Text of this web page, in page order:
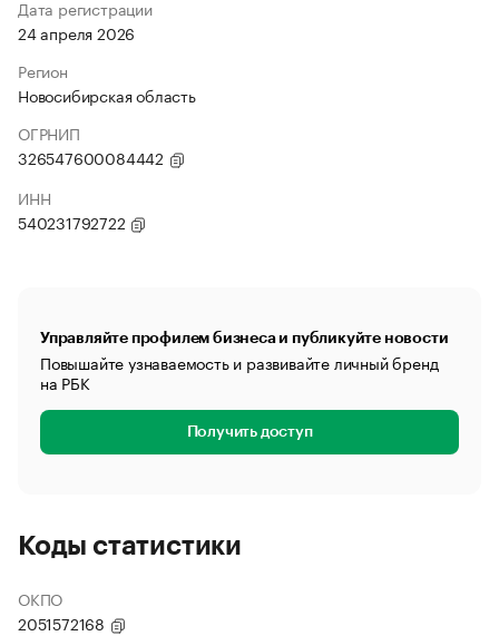
Дата регистрации
24 апреля 2026
Регион
Новосибирская область
ОГРНИП
326547600084442
ИНН
540231792722
Управляйте профилем бизнеса и публикуйте новости
Повышайте узнаваемость и развивайте личный бренд
на РБК
Получить доступ
Коды статистики
ОКПО
2051572168